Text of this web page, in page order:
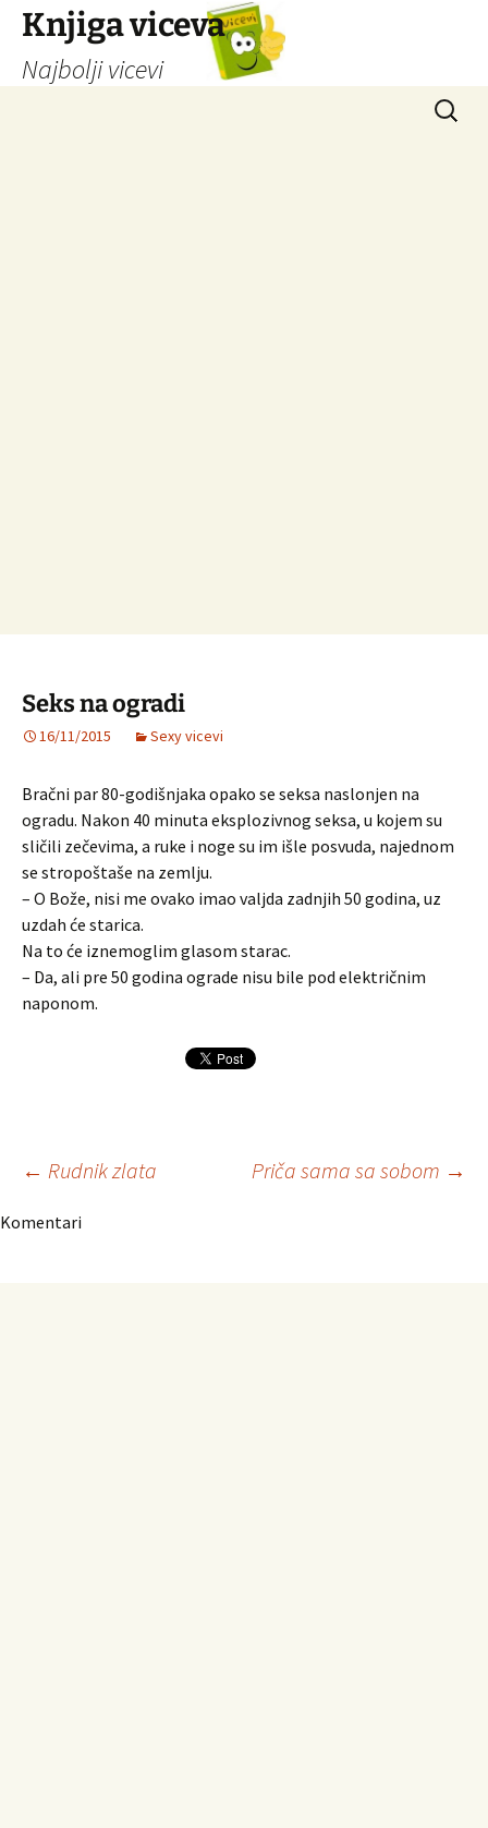
Knjiga viceva
Najbolji vicevi
Seks na ogradi
16/11/2015 Sexy vicevi
Bračni par 80-godišnjaka opako se seksa naslonjen na
ogradu. Nakon 40 minuta eksplozivnog seksa, u kojem su
sličili zečevima, a ruke i noge su im išle posvuda, najednom
se stropoštaše na zemlju.
– O Bože, nisi me ovako imao valjda zadnjih 50 godina, uz
uzdah će starica.
Na to će iznemoglim glasom starac.
– Da, ali pre 50 godina ograde nisu bile pod električnim
naponom.
Navigacija
← Rudnik zlata Priča sama sa sobom →
Komentari